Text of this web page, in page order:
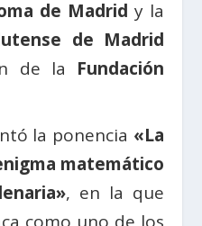
de Madrid y la
de Madrid
de la Fundación
la ponencia «La
matemático
, en la que